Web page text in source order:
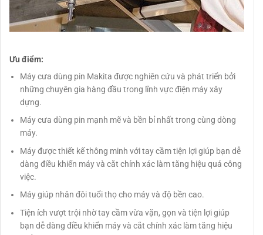
Ưu điểm:
Máy cưa dùng pin Makita được nghiên cứu và phát triển bởi
những chuyên gia hàng đầu trong lĩnh vực điện máy xây
dựng.
Máy cưa dùng pin mạnh mẽ và bền bỉ nhất trong cùng dòng
máy.
Máy được thiết kế thông minh với tay cầm tiện lợi giúp bạn dễ
dàng điều khiển máy và cắt chính xác làm tăng hiệu quả công
việc.
Máy giúp nhân đôi tuổi thọ cho máy và độ bền cao.
Tiện ích vượt trội nhờ tay cầm vừa vặn, gọn và tiện lợi giúp
bạn dễ dàng điều khiển máy và cắt chính xác làm tăng hiệu